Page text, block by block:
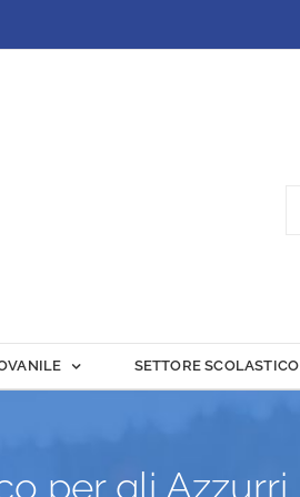
SETTORE SCOLASTICO
per gli Azzurri